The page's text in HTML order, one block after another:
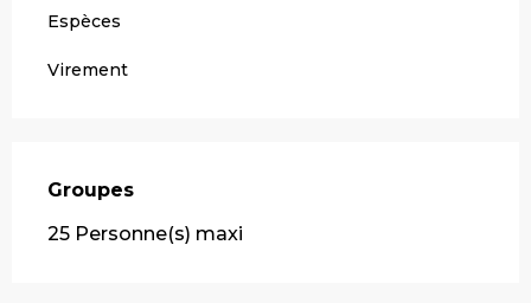
Espèces
Virement
Groupes
Groupes
25 Personne(s) maxi